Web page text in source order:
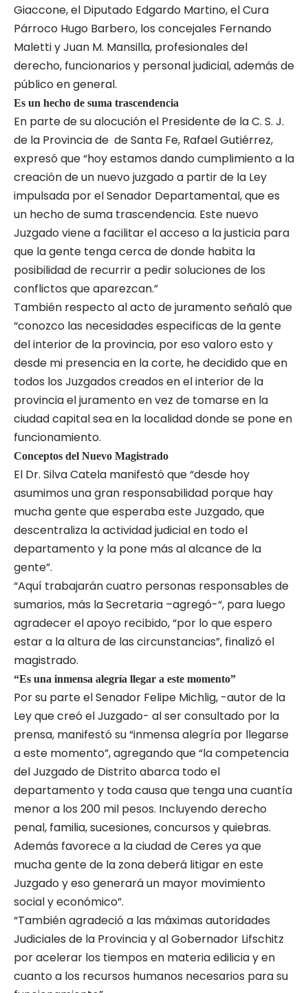
Giaccone, el Diputado Edgardo Martino, el Cura
Párroco Hugo Barbero, los concejales Fernando
Maletti y Juan M. Mansilla, profesionales del
derecho, funcionarios y personal judicial, además de
público en general.
Es un hecho de suma trascendencia
En parte de su alocución el Presidente de la C. S. J.
de la Provincia de de Santa Fe, Rafael Gutiérrez,
expresó que “hoy estamos dando cumplimiento a la
creación de un nuevo juzgado a partir de la Ley
impulsada por el Senador Departamental, que es
un hecho de suma trascendencia. Este nuevo
Juzgado viene a facilitar el acceso a la justicia para
que la gente tenga cerca de donde habita la
posibilidad de recurrir a pedir soluciones de los
conflictos que aparezcan.”
También respecto al acto de juramento señaló que
“conozco las necesidades especificas de la gente
del interior de la provincia, por eso valoro esto y
desde mi presencia en la corte, he decidido que en
todos los Juzgados creados en el interior de la
provincia el juramento en vez de tomarse en la
ciudad capital sea en la localidad donde se pone en
funcionamiento.
Conceptos del Nuevo Magistrado
El Dr. Silva Catela manifestó que “desde hoy
asumimos una gran responsabilidad porque hay
mucha gente que esperaba este Juzgado, que
descentraliza la actividad judicial en todo el
departamento y la pone más al alcance de la
gente”.
“Aquí trabajarán cuatro personas responsables de
sumarios, más la Secretaria –agregó-“, para luego
agradecer el apoyo recibido, “por lo que espero
estar a la altura de las circunstancias”, finalizó el
magistrado.
“Es una inmensa alegría llegar a este momento”
Por su parte el Senador Felipe Michlig, -autor de la
Ley que creó el Juzgado- al ser consultado por la
prensa, manifestó su “inmensa alegría por llegarse
a este momento”, agregando que “la competencia
del Juzgado de Distrito abarca todo el
departamento y toda causa que tenga una cuantía
menor a los 200 mil pesos. Incluyendo derecho
penal, familia, sucesiones, concursos y quiebras.
Además favorece a la ciudad de Ceres ya que
mucha gente de la zona deberá litigar en este
Juzgado y eso generará un mayor movimiento
social y económico”.
“También agradeció a las máximas autoridades
Judiciales de la Provincia y al Gobernador Lifschitz
por acelerar los tiempos en materia edilicia y en
cuanto a los recursos humanos necesarios para su